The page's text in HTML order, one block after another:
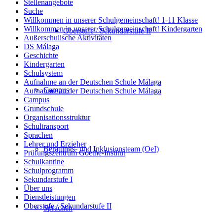
Oberstufe / Sekundarstufe II
Campus
Beratungs- und Inklusionsteam (OeI)
Sprachen
Stellenangebote
Suche
Willkommen in unserer Schulgemeinschaft! 1-11 Klasse
Willkommen in unserer Schulgemeinschaft! Kindergarten
Außerschulische Aktivitäten
DS Málaga
Geschichte
Kindergarten
Schulsystem
Aufnahme an der Deutschen Schule Málaga
Aufnahme an der Deutschen Schule Málaga
Campus
Grundschule
Organisationsstruktur
Schultransport
Sprachen
Lehrer und Erzieher
Prüfungszentrum Goethe-Institut
Schulkantine
Schulprogramm
Sekundarstufe I
Über uns
Dienstleistungen
Oberstufe / Sekundarstufe II